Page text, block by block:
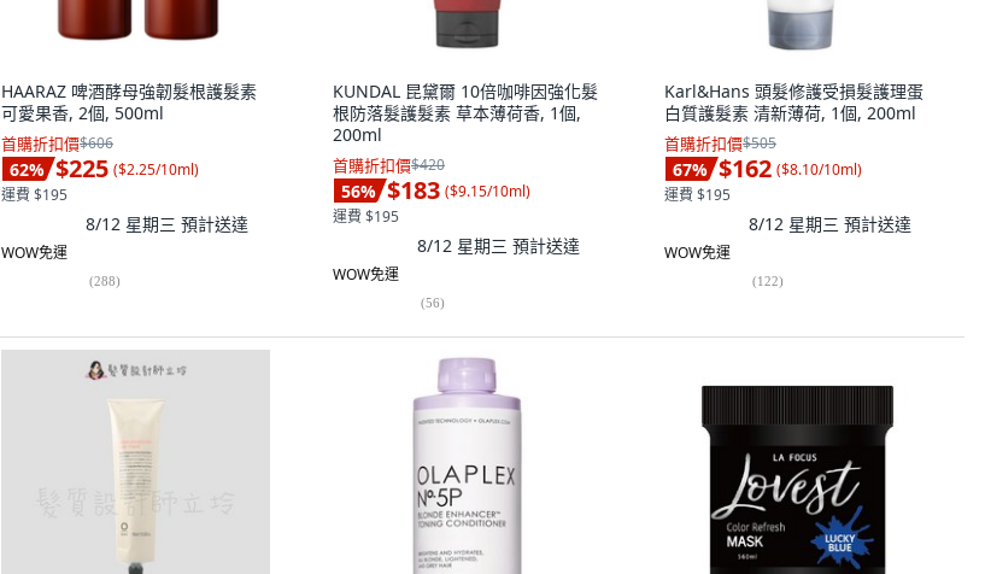
HAARAZ 啤酒酵母強韌髮根護髮素
可愛果香, 2個, 500ml
首購折扣價$606
62% $225 ($2.25/10ml)
運費 $195
8/12 星期三 預計送達
WOW免運
(288)
KUNDAL 昆黛爾 10倍咖啡因強化髮
根防落髮護髮素 草本薄荷香, 1個,
200ml
首購折扣價$420
56% $183 ($9.15/10ml)
運費 $195
8/12 星期三 預計送達
WOW免運
(56)
Karl&Hans 頭髮修護受損髮護理蛋
白質護髮素 清新薄荷, 1個, 200ml
首購折扣價$505
67% $162 ($8.10/10ml)
運費 $195
8/12 星期三 預計送達
WOW免運
(122)